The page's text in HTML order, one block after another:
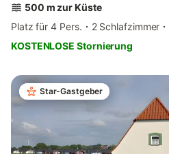
500 m zur Küste
Platz für 4 Pers.
2 Schlafzimmer
KOSTENLOSE Stornierung
Star-Gastgeber